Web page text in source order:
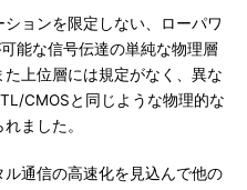
ョンを限定しない、ローパワ
能な信号伝達の単純な物理層
上位層には規定がなく、異な
CMOSと同じような物理的な
ました。
通信の高速化を見込んで他の